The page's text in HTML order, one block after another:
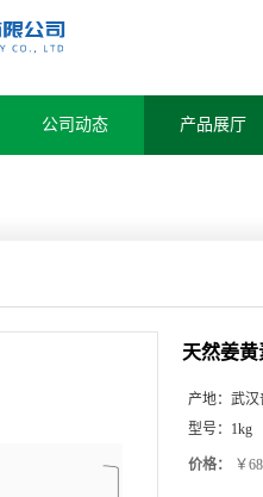
公司动态 产品展厅
天然姜
产地： 武汉
型号： 1kg
价格： ￥